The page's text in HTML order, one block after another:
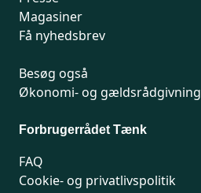
Magasiner
Få nyhedsbrev
Besøg også
Økonomi- og gældsrådgivning
Forbrugerrådet Tænk
FAQ
Cookie- og privatlivspolitik